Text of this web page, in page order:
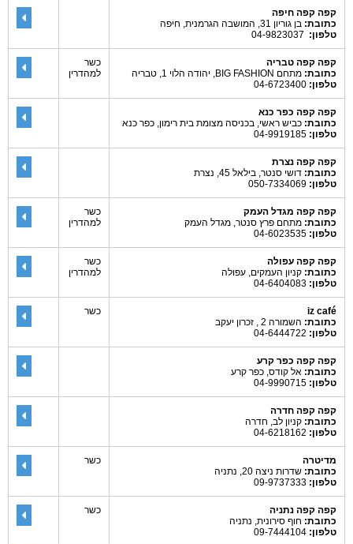
קפה קפה חיפה
כתובת: בן גוריון 31, המושבה הגרמנית, חיפה
טלפון:
קפה קפה טבריה
כתובת: מתחם BIG FASHION, יהודה הלוי 1, טבריה
טלפון:
כשר
למהדרין
קפה קפה כפר כנא
כתובת: כביש ראשי, בכניסה מצומת בית רימון, כפר כנא
טלפון:
קפה קפה נצרת
כתובת: דושי סנטר, בילאל 45, נצרת
טלפון:
קפה קפה מגדל העמק
כתובת: מתחם פרץ סנטר, מגדל העמק
טלפון:
כשר
למהדרין
קפה קפה עפולה
כתובת: קניון העמקים, עפולה
טלפון:
כשר
למהדרין
iz café
כתובת: השמורה 2 , זכרון יעקב
טלפון:
כשר
קפה קפה כפר קרע
כתובת: אל קודס, כפר קרע
טלפון:
קפה קפה חדרה
כתובת: קניון לב, חדרה
טלפון:
מדיטרה
כתובת: שדרות ניצה 20, נתניה
טלפון:
כשר
קפה קפה נתניה
כתובת: חוף סירונית, נתניה
טלפון:
כשר